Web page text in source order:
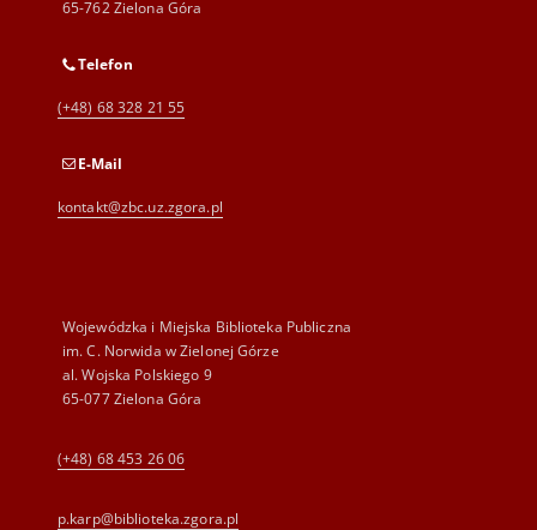
65-762 Zielona Góra
Telefon
(+48) 68 328 21 55
E-Mail
kontakt@zbc.uz.zgora.pl
Wojewódzka i Miejska Biblioteka Publiczna
im. C. Norwida w Zielonej Górze
al. Wojska Polskiego 9
65-077 Zielona Góra
(+48) 68 453 26 06
p.karp@biblioteka.zgora.pl